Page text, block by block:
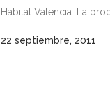
Hábitat Valencia. La
22 septiembre, 2011